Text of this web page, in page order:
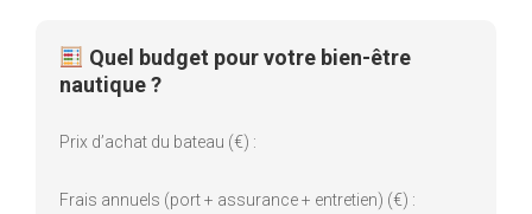
Quel budget pour votre bien-être
nautique ?
Prix d’achat du bateau (€) :
Frais annuels (port + assurance + entretien) (€) :